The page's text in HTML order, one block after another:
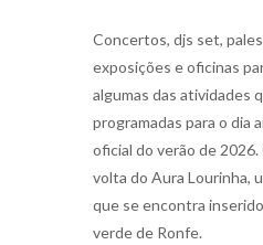
Concertos, djs set,
exposições e oficinas
algumas das atividades
programadas para o dia
oficial do verão de
volta do Aura Lourinha,
que se encontra
verde de Ronfe.